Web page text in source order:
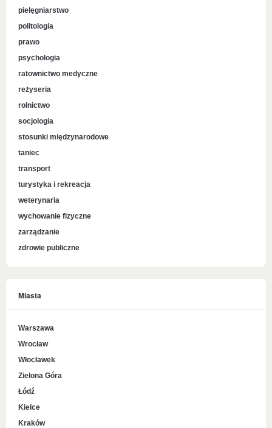
pielęgniarstwo
politologia
prawo
psychologia
ratownictwo medyczne
reżyseria
rolnictwo
socjologia
stosunki międzynarodowe
taniec
transport
turystyka i rekreacja
weterynaria
wychowanie fizyczne
zarządzanie
zdrowie publiczne
Miasta
Warszawa
Wrocław
Włocławek
Zielona Góra
Łódź
Kielce
Kraków